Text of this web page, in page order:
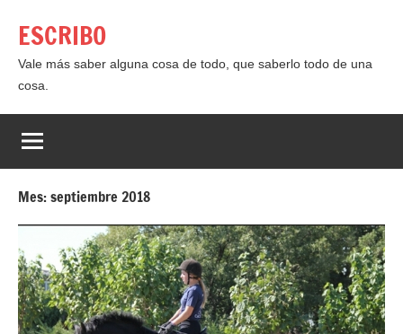
contenido
ESCRIBO
Vale más saber alguna cosa de todo, que saberlo todo de una
cosa.
Mes:septiembre 2018